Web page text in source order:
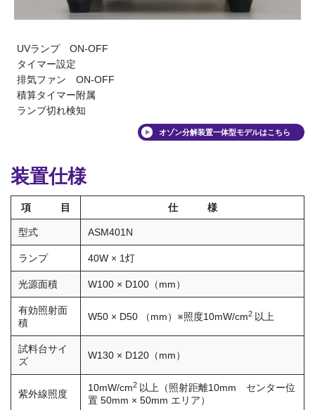
UVランプ ON-OFF
タイマー設定
排気ファン ON-OFF
積算タイマー附属
ランプ切れ検知
オゾン分解装置一体型モデルはこちら
装置仕様
項 目 仕 様
型式 ASM401N
ランプ 40W × 1灯
光源面積 W100 × D100（mm）
有効照射面
積
W50 × D50 （mm）※照度10mW/cm2 以上
試料台サイ
ズ
W130 × D120（mm）
紫外線照度
10mW/cm2 以上（照射距離10mm センター位
置 50mm × 50mm エリア）